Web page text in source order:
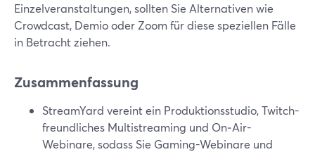
Einzelveranstaltungen, sollten Sie Alternativen wie
Crowdcast, Demio oder Zoom für diese speziellen Fälle
in Betracht ziehen.
Zusammenfassung
StreamYard vereint ein Produktionsstudio, Twitch-
freundliches Multistreaming und On‑Air-
Webinare, sodass Sie Gaming-Webinare und